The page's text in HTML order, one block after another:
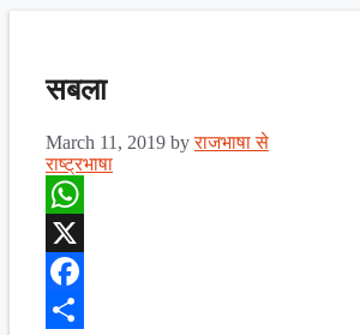
सबला
March 11, 2019 byराजभाषा से
राष्ट्रभाषा
WhatsApp
X
Facebook